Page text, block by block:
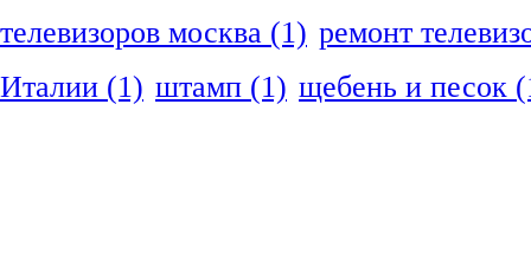
телевизоров москва (1) ремонт
Италии (1) штамп (1) щебень и песок